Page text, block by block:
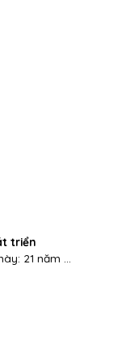
triển
21 năm ...